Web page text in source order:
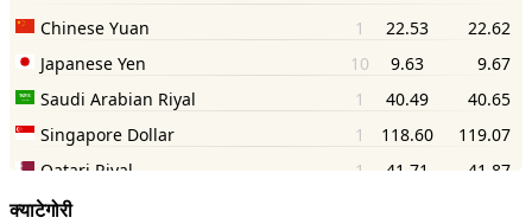
क्याटेगोरी